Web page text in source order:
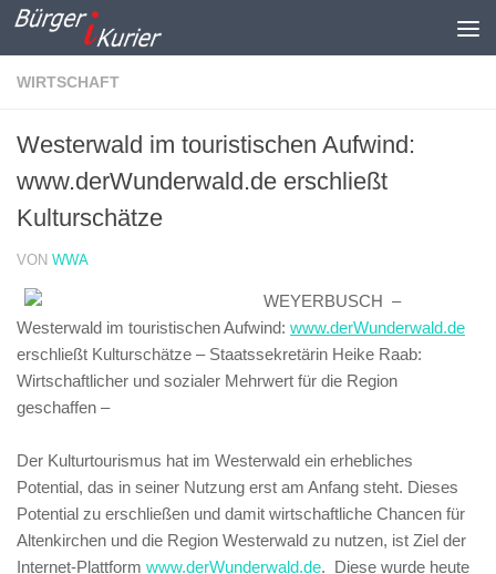
Zum Inhalt springen
WIRTSCHAFT
Westerwald im touristischen Aufwind:
www.derWunderwald.de erschließt
Kulturschätze
VON WWA
WEYERBUSCH –
Westerwald im touristischen Aufwind: www.derWunderwald.de
erschließt Kulturschätze – Staatssekretärin Heike Raab:
Wirtschaftlicher und sozialer Mehrwert für die Region
geschaffen –
Der Kulturtourismus hat im Westerwald ein erhebliches
Potential, das in seiner Nutzung erst am Anfang steht. Dieses
Potential zu erschließen und damit wirtschaftliche Chancen für
Altenkirchen und die Region Westerwald zu nutzen, ist Ziel der
Internet-Plattform www.derWunderwald.de. Diese wurde heute